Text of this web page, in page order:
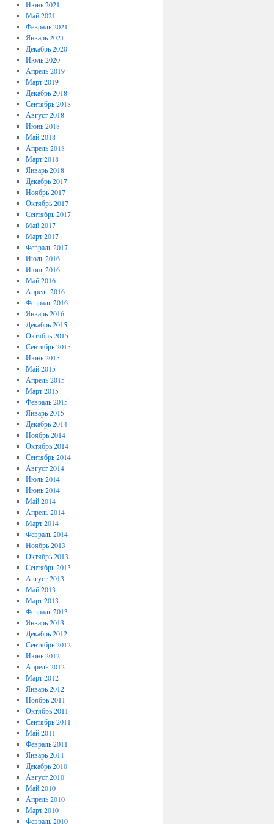
Июнь 2021
Май 2021
Февраль 2021
Январь 2021
Декабрь 2020
Июль 2020
Апрель 2019
Март 2019
Декабрь 2018
Сентябрь 2018
Август 2018
Июнь 2018
Май 2018
Апрель 2018
Март 2018
Январь 2018
Декабрь 2017
Ноябрь 2017
Октябрь 2017
Сентябрь 2017
Май 2017
Март 2017
Февраль 2017
Июль 2016
Июнь 2016
Май 2016
Апрель 2016
Февраль 2016
Январь 2016
Декабрь 2015
Октябрь 2015
Сентябрь 2015
Июнь 2015
Май 2015
Апрель 2015
Март 2015
Февраль 2015
Январь 2015
Декабрь 2014
Ноябрь 2014
Октябрь 2014
Сентябрь 2014
Август 2014
Июль 2014
Июнь 2014
Май 2014
Апрель 2014
Март 2014
Февраль 2014
Ноябрь 2013
Октябрь 2013
Сентябрь 2013
Август 2013
Май 2013
Март 2013
Февраль 2013
Январь 2013
Декабрь 2012
Сентябрь 2012
Июнь 2012
Апрель 2012
Март 2012
Январь 2012
Ноябрь 2011
Октябрь 2011
Сентябрь 2011
Май 2011
Февраль 2011
Январь 2011
Декабрь 2010
Август 2010
Май 2010
Апрель 2010
Март 2010
Февраль 2010